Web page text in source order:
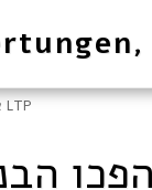
אין שמאות בדירה חדשה – כך הפכו הבנקים את שוק הדיור למלכודת LTP